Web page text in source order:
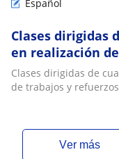
Español
Clases dirigidas
en realización
Clases dirigidas de
de trabajos y
ver más